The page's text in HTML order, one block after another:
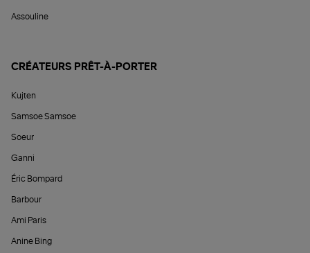
Assouline
CRÉATEURS PRÊT-À-PORTER
Kujten
Samsoe Samsoe
Soeur
Ganni
Éric Bompard
Barbour
Ami Paris
Anine Bing